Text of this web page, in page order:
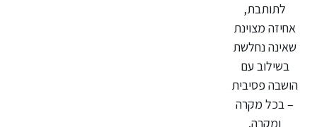
לתותבת,
אחיזה מצוינת
שאינה נחלשת
בשילוב עם
הושבה פסיבית
– בכל מקרה
ומקרה.